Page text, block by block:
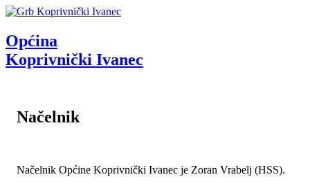
Općina
Koprivnički Ivanec
Načelnik
Načelnik Općine Koprivnički Ivanec je Zoran Vrabelj (HSS).